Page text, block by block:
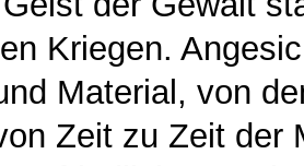
Kriegen.
Material, von
Zeit zu Zeit der